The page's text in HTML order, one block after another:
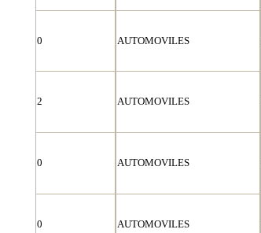
0 AUTOMOVILES
2 AUTOMOVILES
0 AUTOMOVILES
0 AUTOMOVILES